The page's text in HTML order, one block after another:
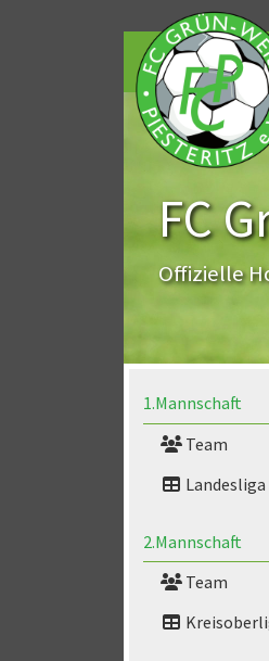
FC
Offizielle
1.Mannschaft
Team
2.Mannschaft
Team